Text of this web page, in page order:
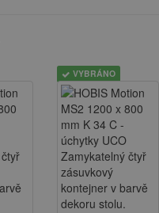
VYBRÁNO